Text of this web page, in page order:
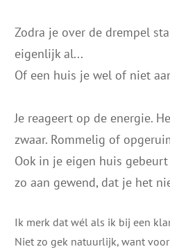
Zodra je over de drempel
eigenlijk al...
Of een huis je wel of niet
Je reageert op de energie.
zwaar. Rommelig of
Ook in je eigen huis
zo aan gewend, dat je het
Ik merk dat wél als ik bij een
Niet zo gek natuurlijk, want